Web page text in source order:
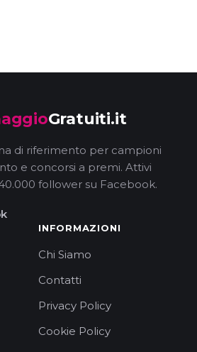
Gratuiti.it
di riferimento per campioni
e concorsi a premi. Attivi
follower su Facebook.
INFORMAZIONI
Chi Siamo
Contatti
Privacy Policy
Cookie Policy